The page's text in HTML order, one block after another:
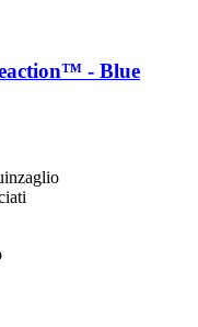
-​ Blue